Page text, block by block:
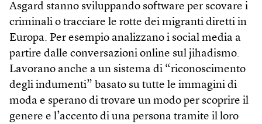
Asgard stanno sviluppando software per scovare i
criminali o tracciare le rotte dei migranti diretti in
Europa. Per esempio analizzano i social media a
partire dalle conversazioni online sul jihadismo.
Lavorano anche a un sistema di “riconoscimento
degli indumenti” basato su tutte le immagini di
moda e sperano di trovare un modo per scoprire il
genere e l’accento di una persona tramite il loro